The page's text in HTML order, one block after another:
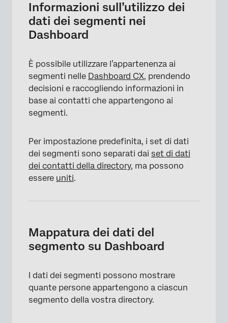
Mappatura dei dati del segmento su
Dashboard
Uso dei segmenti nei filtri di Dashboard
(legacy)
Informazioni sull’utilizzo dei
dati dei segmenti nei
Dashboard
È possibile utilizzare l’appartenenza ai
segmenti nelle Dashboard CX, prendendo
decisioni e raccogliendo informazioni in
base ai contatti che appartengono ai
segmenti.
Per impostazione predefinita, i set di dati
dei segmenti sono separati dai set di dati
dei contatti della directory, ma possono
essere uniti.
Mappatura dei dati del
segmento su Dashboard
I dati dei segmenti possono mostrare
quante persone appartengono a ciascun
segmento della vostra directory.